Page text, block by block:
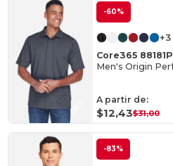
-60%
+3
Core365 88181P
A partir de:
$12,43$31,00
-83%